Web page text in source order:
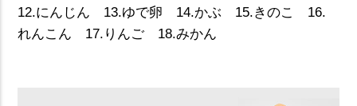
12.にんじん 13.ゆで卵 14.かぶ 15.きのこ 16.
れんこん 17.りんご 18.みかん